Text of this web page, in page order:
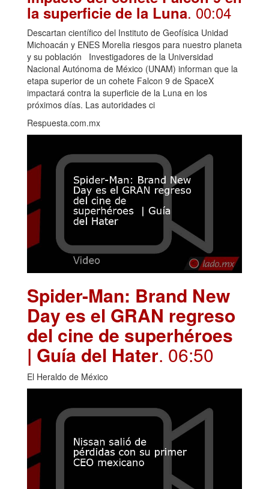
la superficie de la Luna. 00:04
Descartan científico del Instituto de Geofísica Unidad
Michoacán y ENES Morelia riesgos para nuestro planeta
y su población Investigadores de la Universidad
Nacional Autónoma de México (UNAM) informan que la
etapa superior de un cohete Falcon 9 de SpaceX
impactará contra la superficie de la Luna en los
próximos días. Las autoridades ci
Respuesta.com.mx
Spider-Man: Brand New
Day es el GRAN regreso
del cine de superhéroes
| Guía del Hater. 06:50
El Heraldo de México